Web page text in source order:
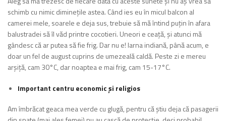
schimb cu nimic diminețile astea. Când ies eu în micul balcon al
camerei mele, soarele e deja sus, trebuie să mă întind puțin în afara
balustradei să îl văd printre cocotieri. Uneori e ceață, și atunci mă
gândesc că ar putea să fie frig. Dar nu e! Iarna indiană, până acum, e
doar un fel de august cuprins de umezeală caldă. Peste zi e mereu
arșiță, cam 30°C, dar noaptea e mai frig, cam 15-17°C.
Important centru economic și religios
Am îmbrăcat geaca mea verde cu glugă, pentru că știu deja că pasagerii